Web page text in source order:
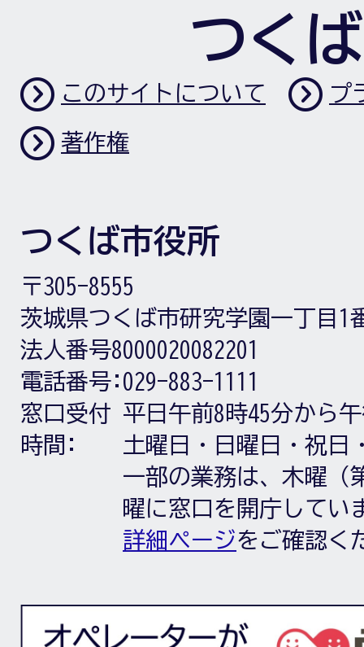
つく
このサイトについて プ
著作権
つくば市役所
〒305-8555
茨城県つくば市研究学園一丁目1
法人番号8000020082201
電話番号: 029-883-1111
窓口受付
時間:
平日午前8時45分から
土曜日・日曜日・祝日
一部の業務は、木曜（
曜に窓口を開庁してい
詳細ページをご確認く